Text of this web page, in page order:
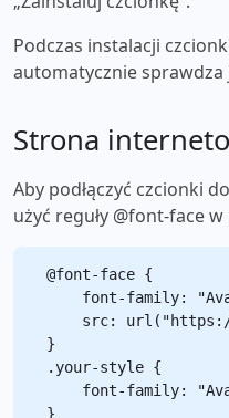
Podczas instalacji
automatycznie sprawdza
Strona
Aby podłączyć czcionki
użyć reguły @font-face
@font-face {
font-family:
src:
}
.your-style {
font-family: